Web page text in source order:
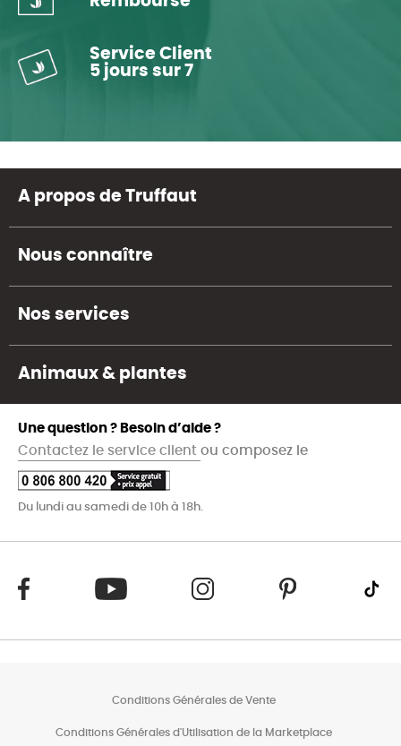
Service Client
5 jours sur 7
A propos de Truffaut
Nous connaître
Nos services
Animaux & plantes
Une question ? Besoin d’aide ?
Contactez le service client ou composez le
Du lundi au samedi de 10h à 18h.
Conditions Générales de Vente
Conditions Générales d'Utilisation de la Marketplace